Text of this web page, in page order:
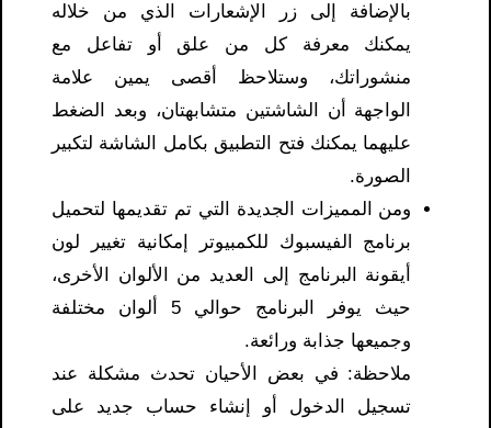
بالإضافة إلى زر الإشعارات الذي من خلاله
يمكنك معرفة كل من علق أو تفاعل مع
منشوراتك، وستلاحظ أقصى يمين علامة
الواجهة أن الشاشتين متشابهتان، وبعد الضغط
عليهما يمكنك فتح التطبيق بكامل الشاشة لتكبير
الصورة.
ومن المميزات الجديدة التي تم تقديمها لتحميل
برنامج الفيسبوك للكمبيوتر إمكانية تغيير لون
أيقونة البرنامج إلى العديد من الألوان الأخرى،
حيث يوفر البرنامج حوالي 5 ألوان مختلفة
وجميعها جذابة ورائعة.
ملاحظة: في بعض الأحيان تحدث مشكلة عند
تسجيل الدخول أو إنشاء حساب جديد على